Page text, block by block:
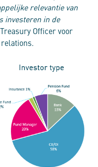
relevantie van
investeren in de
Officer voor